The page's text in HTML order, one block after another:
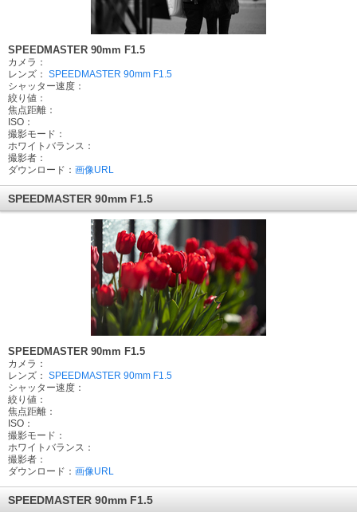
SPEEDMASTER 90mm F1.5
カメラ：
レンズ： SPEEDMASTER 90mm F1.5
シャッター速度：
絞り値：
焦点距離：
ISO：
撮影モード：
ホワイトバランス：
撮影者：
ダウンロード： 画像URL
SPEEDMASTER 90mm F1.5
SPEEDMASTER 90mm F1.5
カメラ：
レンズ： SPEEDMASTER 90mm F1.5
シャッター速度：
絞り値：
焦点距離：
ISO：
撮影モード：
ホワイトバランス：
撮影者：
ダウンロード： 画像URL
SPEEDMASTER 90mm F1.5